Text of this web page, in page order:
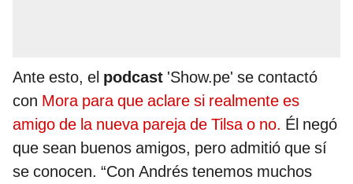
Ante esto, el podcast 'Show.pe' se contactó
con Mora para que aclare si realmente es
amigo de la nueva pareja de Tilsa o no. Él negó
que sean buenos amigos, pero admitió que sí
se conocen. “Con Andrés tenemos muchos